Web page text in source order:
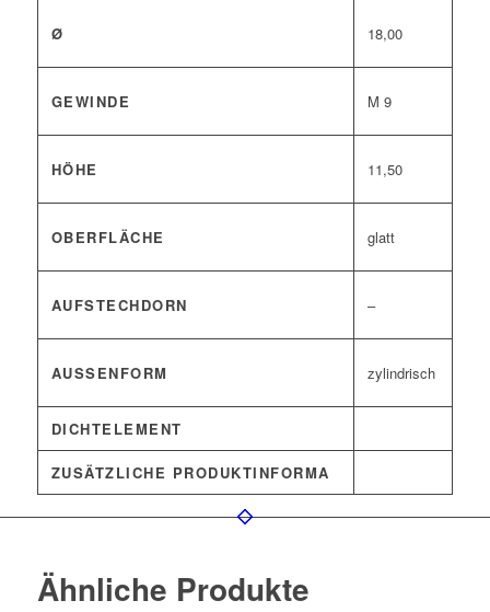
Ø 18,00
GEWINDE M 9
HÖHE 11,50
OBERFLÄCHE glatt
AUFSTECHDORN –
AUSSENFORM zylindrisch
DICHTELEMENT
ZUSÄTZLICHE PRODUKTINFORMA
Ähnliche Produkte